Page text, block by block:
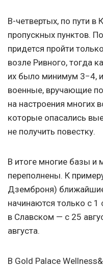
В-четвертых, по пути
пропускных пунктов.
придется пройти
возле Ривного, тогда
их было минимум 3−4,
военные, вручающие
на настроения многих
которые опасались
не получить повестку.
В итоге многие базы и
переполнены. К
Дземброня)
начинаются только с 1
в Славском — с 25
августа.
В Gold Palace